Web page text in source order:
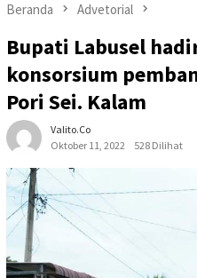
Beranda Advetorial
Bupati Labusel
konsorsium
Pori Sei. Kalam
Valito.co
Oktober 11, 2022
528 Dilihat